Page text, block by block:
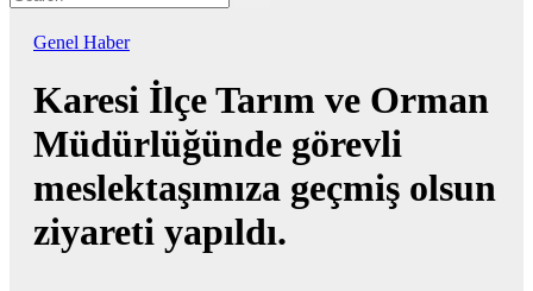
Genel Haber
Karesi İlçe Tarım ve Orman
Müdürlüğünde görevli
meslektaşımıza geçmiş olsun
ziyareti yapıldı.